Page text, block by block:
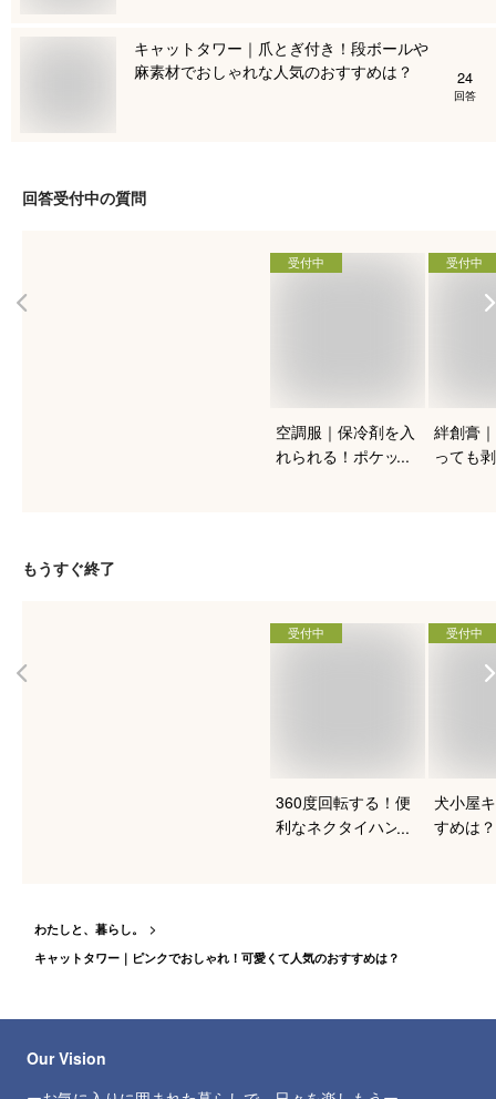
キャットタワー｜爪とぎ付き！段ボールや
麻素材でおしゃれな人気のおすすめは？
24
回答
回答受付中の質問
受付中
空調服｜保冷剤を入
れられる！ポケット
受付中
絆創膏
っても
もうすぐ終了
受付中
360度回転する！便
利なネクタイハンガ
受付中
犬小屋
すめは？
わたしと、暮らし。
キャットタワー｜ピンクでおしゃれ！可愛くて人気のおすすめは？
Our Vision